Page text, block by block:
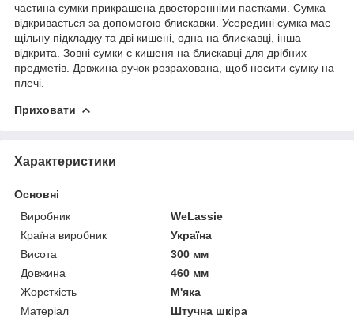
частина сумки прикрашена двосторонніми паєтками. Сумка
відкривається за допомогою блискавки. Усередині сумка має
щільну підкладку та дві кишені, одна на блискавці, інша
відкрита. Зовні сумки є кишеня на блискавці для дрібних
предметів. Довжина ручок розрахована, щоб носити сумку на
плечі.
Приховати
Характеристики
Основні
Виробник
WeLassie
Країна виробник
Україна
Висота
300 мм
Довжина
460 мм
Жорсткість
М'яка
Матеріал
Штучна шкіра